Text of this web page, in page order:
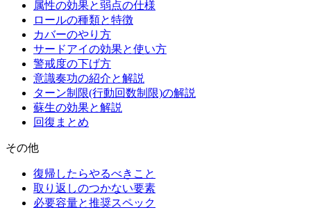
属性の効果と弱点の仕様
ロールの種類と特徴
カバーのやり方
サードアイの効果と使い方
警戒度の下げ方
意識奏功の紹介と解説
ターン制限(行動回数制限)の解説
蘇生の効果と解説
回復まとめ
その他
復帰したらやるべきこと
取り返しのつかない要素
必要容量と推奨スペック